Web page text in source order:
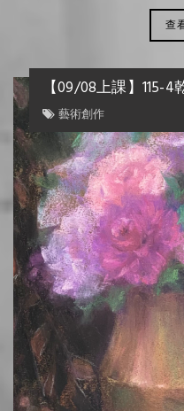
查
【09/08上課】115-
藝術創作